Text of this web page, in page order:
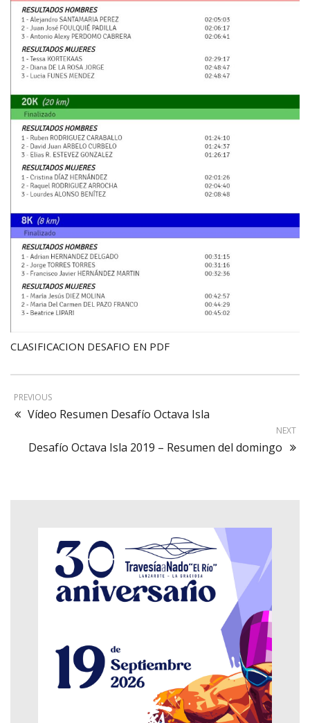
CLASIFICACION DESAFIO EN PDF
PREVIOUS
Vídeo Resumen Desafío Octava Isla
NEXT
Desafío Octava Isla 2019 – Resumen del domingo